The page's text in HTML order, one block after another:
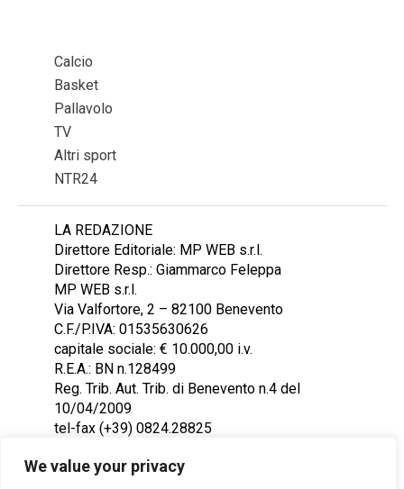
We value your privacy
Calcio
Basket
Pallavolo
TV
Altri sport
NTR24
LA REDAZIONE
Direttore Editoriale: MP WEB s.r.l.
Direttore Resp.: Giammarco Feleppa
MP WEB s.r.l.
Via Valfortore, 2 – 82100 Benevento
C.F./P.IVA: 01535630626
capitale sociale: € 10.000,00 i.v.
R.E.A.: BN n.128499
Reg. Trib. Aut. Trib. di Benevento n.4 del
10/04/2009
tel-fax (+39) 0824.28825